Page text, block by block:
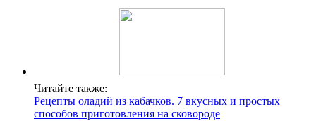
Читайте также:
Рецепты оладий из кабачков. 7 вкусных и простых
способов приготовления на сковороде